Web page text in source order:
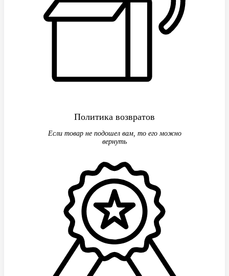
Политика возвратов
Если товар не подошел вам, то его можно
вернуть